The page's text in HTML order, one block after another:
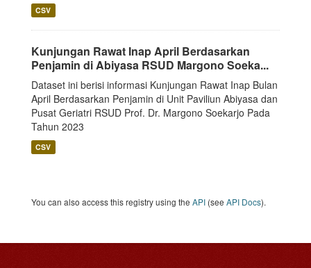
CSV
Kunjungan Rawat Inap April Berdasarkan
Penjamin di Abiyasa RSUD Margono Soeka...
Dataset ini berisi informasi Kunjungan Rawat Inap Bulan
April Berdasarkan Penjamin di Unit Paviliun Abiyasa dan
Pusat Geriatri RSUD Prof. Dr. Margono Soekarjo Pada
Tahun 2023
CSV
You can also access this registry using the API (see API Docs).